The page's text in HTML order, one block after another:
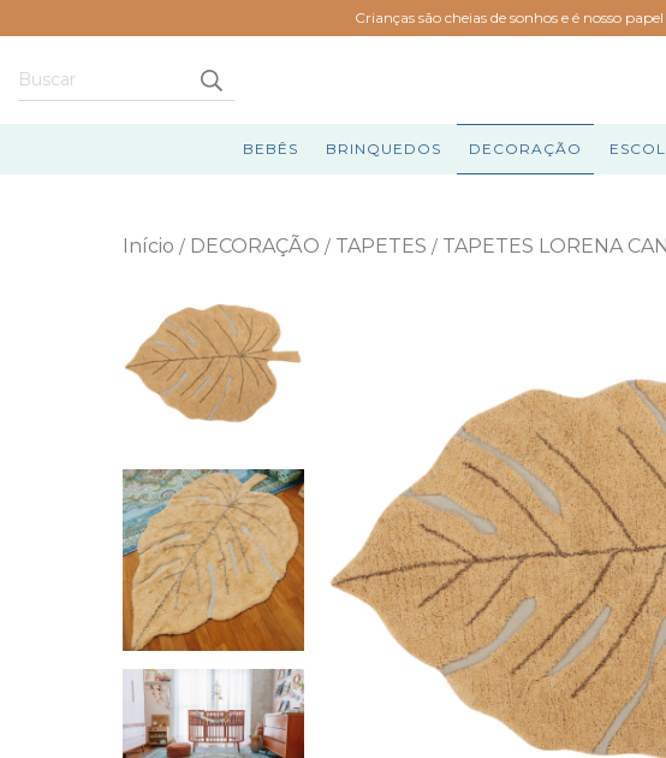
Crianças são cheias de sonhos e é nosso
BEBÊS BRINQUEDOS DECORAÇÃO
Início / DECORAÇÃO / TAPETES / TAPETES LORENA